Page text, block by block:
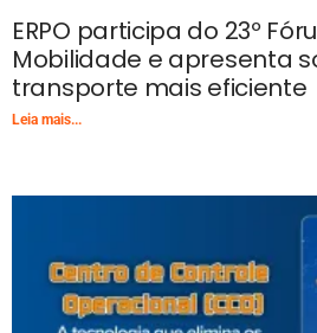
ERPO participa do 23º
Mobilidade e apresenta
transporte mais eficiente
Leia mais...